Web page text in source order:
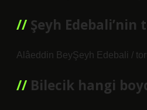
Şeyh
Alâeddin BeyŞeyh Edebali /
Bilecik hangi